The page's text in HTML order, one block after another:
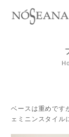
ベースは重めです
ェミニンスタイル